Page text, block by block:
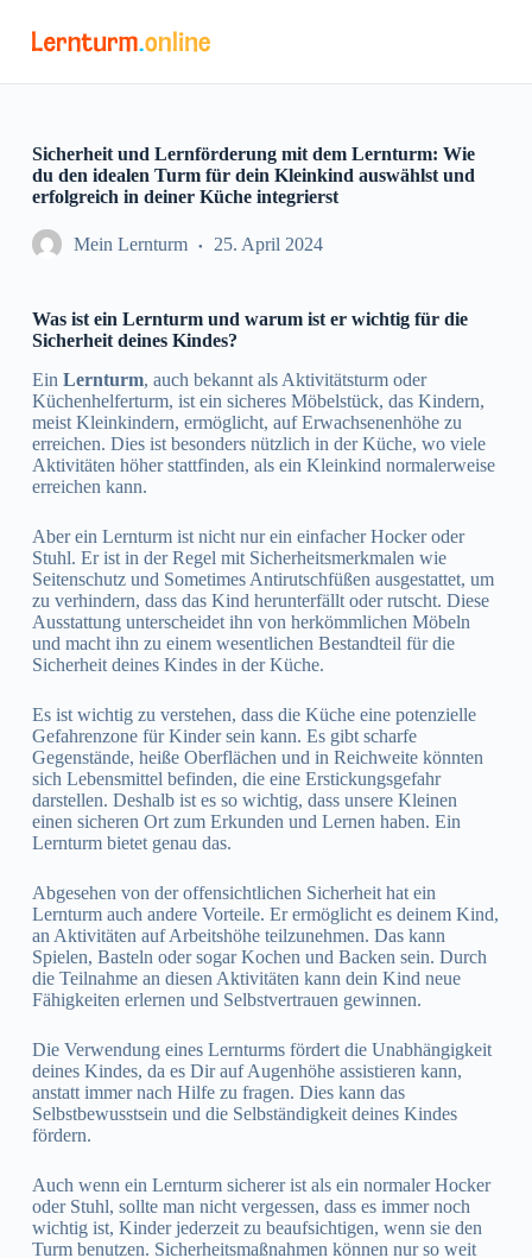
u
I
p
Sicherheit und Lernförderung mit dem Lernturm: Wie
du den idealen Turm für dein Kleinkind auswählst und
erfolgreich in deiner Küche integrierst
Mein Lernturm 25. April 2024
Was ist ein Lernturm und warum ist er wichtig für die
Sicherheit deines Kindes?
Ein Lernturm, auch bekannt als Aktivitätsturm oder
Küchenhelferturm, ist ein sicheres Möbelstück, das Kindern,
meist Kleinkindern, ermöglicht, auf Erwachsenenhöhe zu
erreichen. Dies ist besonders nützlich in der Küche, wo viele
Aktivitäten höher stattfinden, als ein Kleinkind normalerweise
erreichen kann.
Aber ein Lernturm ist nicht nur ein einfacher Hocker oder
Stuhl. Er ist in der Regel mit Sicherheitsmerkmalen wie
Seitenschutz und Sometimes Antirutschfüßen ausgestattet, um
zu verhindern, dass das Kind herunterfällt oder rutscht. Diese
Ausstattung unterscheidet ihn von herkömmlichen Möbeln
und macht ihn zu einem wesentlichen Bestandteil für die
Sicherheit deines Kindes in der Küche.
Es ist wichtig zu verstehen, dass die Küche eine potenzielle
Gefahrenzone für Kinder sein kann. Es gibt scharfe
Gegenstände, heiße Oberflächen und in Reichweite könnten
sich Lebensmittel befinden, die eine Erstickungsgefahr
darstellen. Deshalb ist es so wichtig, dass unsere Kleinen
einen sicheren Ort zum Erkunden und Lernen haben. Ein
Lernturm bietet genau das.
Abgesehen von der offensichtlichen Sicherheit hat ein
Lernturm auch andere Vorteile. Er ermöglicht es deinem Kind,
an Aktivitäten auf Arbeitshöhe teilzunehmen. Das kann
Spielen, Basteln oder sogar Kochen und Backen sein. Durch
die Teilnahme an diesen Aktivitäten kann dein Kind neue
Fähigkeiten erlernen und Selbstvertrauen gewinnen.
Die Verwendung eines Lernturms fördert die Unabhängigkeit
deines Kindes, da es Dir auf Augenhöhe assistieren kann,
anstatt immer nach Hilfe zu fragen. Dies kann das
Selbstbewusstsein und die Selbständigkeit deines Kindes
fördern.
Auch wenn ein Lernturm sicherer ist als ein normaler Hocker
oder Stuhl, sollte man nicht vergessen, dass es immer noch
wichtig ist, Kinder jederzeit zu beaufsichtigen, wenn sie den
Turm benutzen. Sicherheitsmaßnahmen können nur so weit